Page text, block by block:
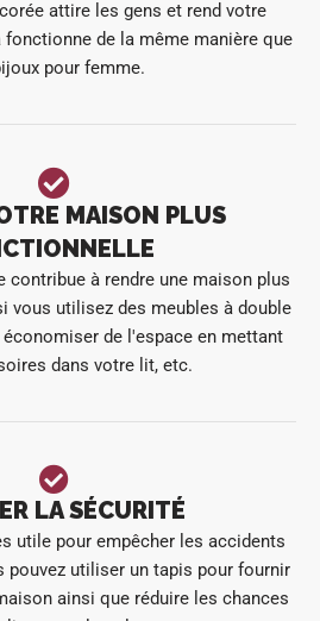
attire les gens et rend votre
de la même manière que
pour femme.
MAISON PLUS
contribue à rendre une maison plus
vous utilisez des meubles à double
de l'espace en mettant
dans votre lit, etc.
LA SÉCURITÉ
utile pour empêcher les accidents
pouvez utiliser un tapis pour fournir
ainsi que réduire les chances